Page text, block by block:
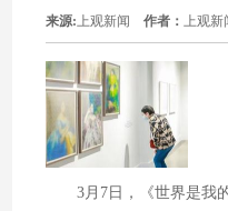
来源:上观新闻 作者： 上观
3月7日，《世界是我